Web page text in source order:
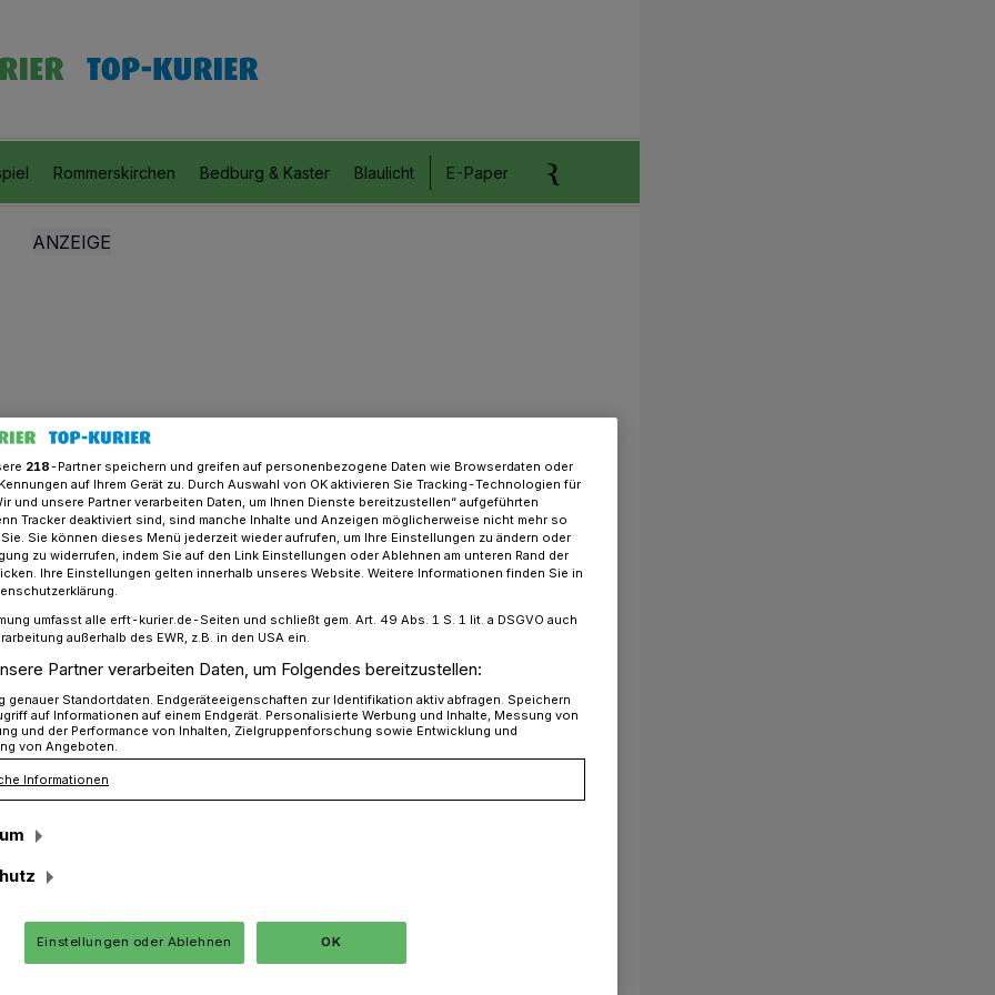
Rommerskirchen Bedburg & Kaster Blaulicht E-Paper Anzeigen aufgeben
bei Landrätin Reinhold: Bereitschaft zur guten Zusammenarbeit
guten
die aktuellen Themen sachlich
gute Lösungen für die Bürger
waren sich Landrätin Katharina
Daniel Rinkert einig.
218-Partner speichern und greifen auf personenbezogene Daten wie Browserdaten oder
auf Ihrem Gerät zu. Durch Auswahl von OK aktivieren Sie Tracking-Technologien für
und unsere Partner verarbeiten Daten, um Ihnen Dienste bereitzustellen“ aufgeführten
Tracker deaktiviert sind, sind manche Inhalte und Anzeigen möglicherweise nicht mehr so
Sie können dieses Menü jederzeit wieder aufrufen, um Ihre Einstellungen zu ändern oder
zu widerrufen, indem Sie auf den Link Einstellungen oder Ablehnen am unteren Rand der
Ihre Einstellungen gelten innerhalb unseres Website. Weitere Informationen finden Sie in
umfasst alle erft-kurier.de-Seiten und schließt gem. Art. 49 Abs. 1 S. 1 lit. a DSGVO auch
außerhalb des EWR, z.B. in den USA ein.
Partner verarbeiten Daten, um Folgendes bereitzustellen:
genauer Standortdaten. Endgeräteeigenschaften zur Identifikation aktiv abfragen. Speichern
auf Informationen auf einem Endgerät. Personalisierte Werbung und Inhalte, Messung von
und der Performance von Inhalten, Zielgruppenforschung sowie Entwicklung und
von Angeboten.
Informationen
Einstellungen oder Ablehnen OK